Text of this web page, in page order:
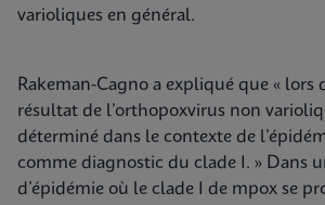
varioliques en général.
Rakeman-Cagno a expliqué que « lors
résultat de l’orthopoxvirus non
déterminé dans le contexte de
comme diagnostic du clade I. » Dans
d’épidémie où le clade I de mpox se